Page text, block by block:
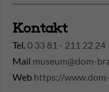
Kontakt
Tel.0 33 81 - 211 22 24
Mail museum@dom-
Web https://